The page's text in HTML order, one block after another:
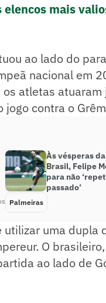
mais
ao lado do
nacional em
atletas
jogo contra o
Às vésperas
Brasil, Felipe
para não
passado’
Palmeiras
uma dupla
O
ao lado de